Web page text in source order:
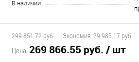
В наличии
299 851.72 руб. Экономия: 29 985.17 руб.
Цена: 269 866.55 руб. / шт